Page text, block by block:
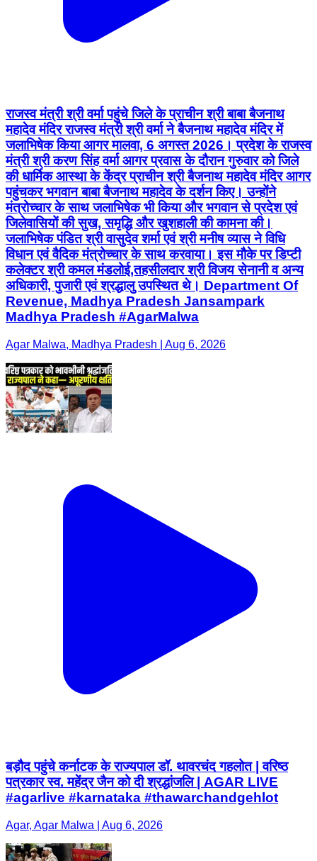
राजस्व मंत्री श्री वर्मा पहुंचे जिले के प्राचीन श्री बाबा बैजनाथ
महादेव मंदिर राजस्व मंत्री श्री वर्मा ने बैजनाथ महादेव मंदिर में
जलाभिषेक किया आगर मालवा, 6 अगस्त 2026। प्रदेश के राजस्व
मंत्री श्री करण सिंह वर्मा आगर प्रवास के दौरान गुरुवार को जिले
की धार्मिक आस्था के केंद्र प्राचीन श्री बैजनाथ महादेव मंदिर आगर
पहुंचकर भगवान बाबा बैजनाथ महादेव के दर्शन किए। उन्होंने
मंत्रोच्चार के साथ जलाभिषेक भी किया और भगवान से प्रदेश एवं
जिलेवासियों की सुख, समृद्धि और खुशहाली की कामना की।
जलाभिषेक पंडित श्री वासुदेव शर्मा एवं श्री मनीष व्यास ने विधि
विधान एवं वैदिक मंत्रोच्चार के साथ करवाया। इस मौके पर डिप्टी
कलेक्टर श्री कमल मंडलोई,तहसीलदार श्री विजय सेनानी व अन्य
अधिकारी, पुजारी एवं श्रद्धालु उपस्थित थे। Department Of
Revenue, Madhya Pradesh Jansampark
Madhya Pradesh #AgarMalwa
Agar Malwa, Madhya Pradesh | Aug 6, 2026
बड़ौद पहुंचे कर्नाटक के राज्यपाल डॉ. थावरचंद गहलोत | वरिष्ठ
पत्रकार स्व. महेंद्र जैन को दी श्रद्धांजलि | AGAR LIVE
#agarlive #karnataka #thawarchandgehlot
Agar, Agar Malwa | Aug 6, 2026